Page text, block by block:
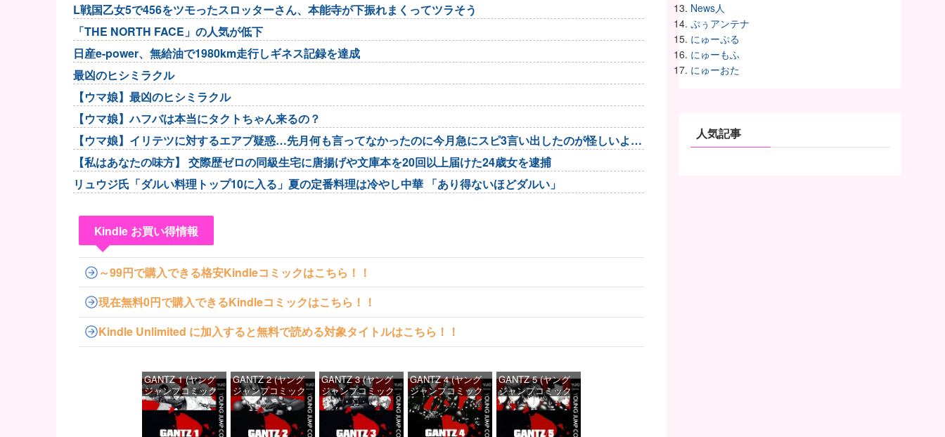
L戦国乙女5で456をツモったスロッターさん、本能寺が下振れまくってツラそう
「THE NORTH FACE」の人気が低下
日産e-power、無給油で1980km走行しギネス記録を達成
最凶のヒシミラクル
【ウマ娘】最凶のヒシミラクル
【ウマ娘】ハフバは本当にタクトちゃん来るの？
【ウマ娘】イリテツに対するエアプ疑惑…先月何も言ってなかったのに今月急にスピ3言い出したのが怪しいよ
な。
【私はあなたの味方】 交際歴ゼロの同級生宅に唐揚げや文庫本を20回以上届けた24歳女を逮捕
リュウジ氏「ダルい料理トップ10に入る」夏の定番料理は冷やし中華 「あり得ないほどダルい」
Kindle お買い得情報
～99円で購入できる格安Kindleコミックはこちら！！
現在無料0円で購入できるKindleコミックはこちら！！
Kindle Unlimited に加入すると無料で読める対象タイトルはこちら！！
GANTZ 1 (ヤング
ジャンプコミック
スDIGITAL)
価格：¥100
GANTZ 2 (ヤング
ジャンプコミック
スDIGITAL)
価格：¥100
GANTZ 3 (ヤング
ジャンプコミック
スDIGITAL)
価格：¥100
GANTZ 4 (ヤング
ジャンプコミック
スDIGITAL)
価格：¥100
GANTZ 5 (ヤング
ジャンプコミック
スDIGITAL)
価格：¥100
News人
ぷぅアンテナ
にゅーぷる
にゅーもふ
にゅーおた
人気記事